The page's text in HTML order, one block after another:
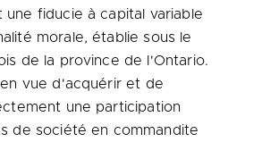
une fiducie à capital variable
morale, établie sous le
de la province de l'Ontario.
en vue d'acquérir et de
une participation
de société en commandite